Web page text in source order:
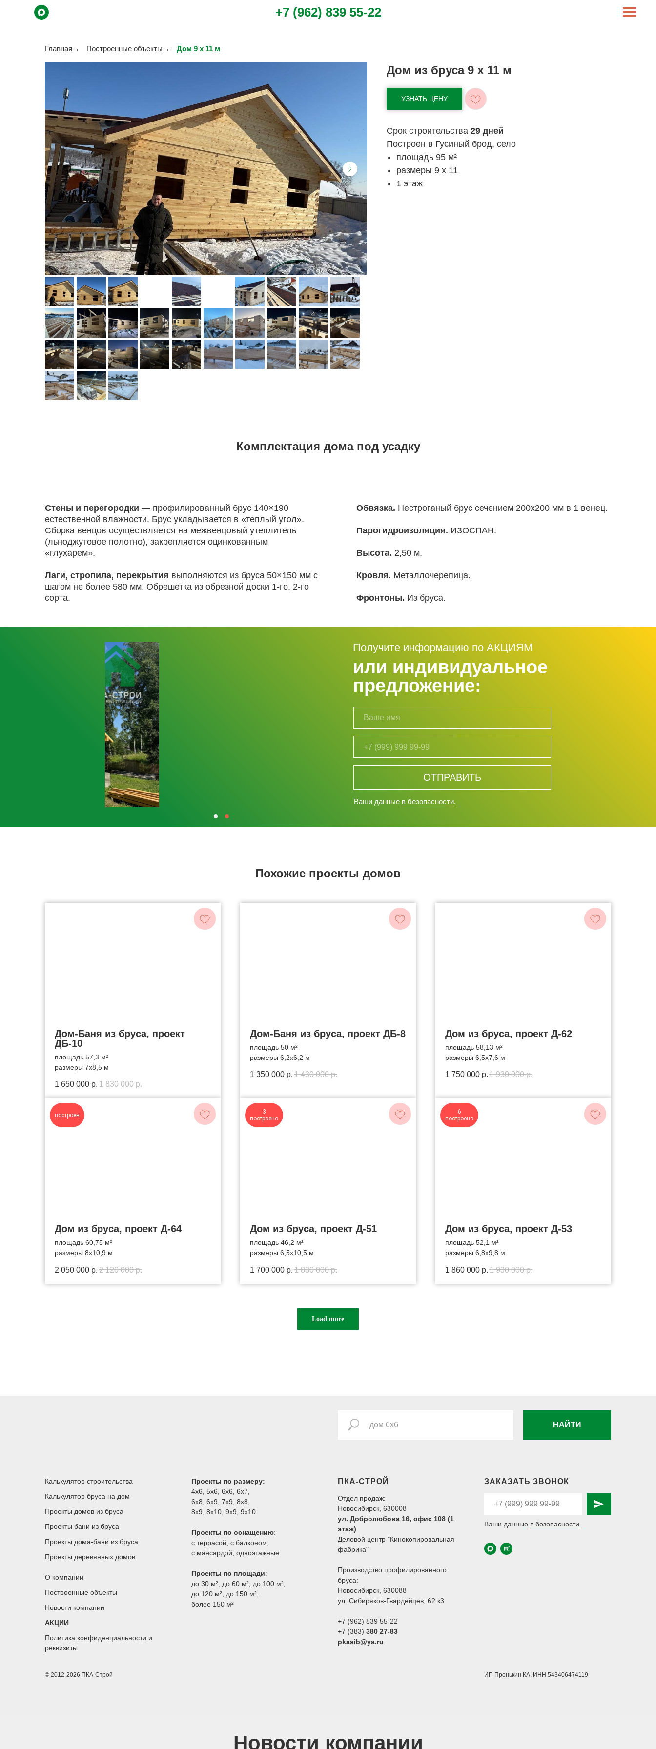
+7 (962) 839 55-22
Главная → Построенные объекты → Дом 9 x 11 м
Дом из бруса 9 x 11 м
УЗНАТЬ ЦЕНУ
Срок строительства 29 дней
Построен в Гусиный брод, село
площадь 95 м²
размеры 9 х 11
1 этаж
Комплектация дома под усадку
Стены и перегородки — профилированный брус 140×190
естественной влажности. Брус укладывается в «теплый угол».
Сборка венцов осуществляется на межвенцовый утеплитель
(льноджутовое полотно), закрепляется оцинкованным
«глухарем».
Лаги, стропила, перекрытия выполняются из бруса 50×150 мм с
шагом не более 580 мм. Обрешетка из обрезной доски 1-го, 2-го
сорта.
Обвязка. Нестроганый брус сечением 200х200 мм в 1 венец.
Парогидроизоляция. ИЗОСПАН.
Высота. 2,50 м.
Кровля. Металлочерепица.
Фронтоны. Из бруса.
Получите информацию по АКЦИЯМ
или индивидуальное
предложение:
Ваши данные в безопасности.
ОТПРАВИТЬ
Похожие проекты домов
Дом-Баня из бруса, проект
ДБ-10
площадь 57,3 м²
размеры 7x8,5 м
1 650 000 р. 1 830 000 р.
Дом-Баня из бруса, проект ДБ-8
площадь 50 м²
размеры 6,2x6,2 м
1 350 000 р. 1 430 000 р.
Дом из бруса, проект Д-62
площадь 58,13 м²
размеры 6,5x7,6 м
1 750 000 р. 1 930 000 р.
построен
Дом из бруса, проект Д-64
площадь 60,75 м²
размеры 8x10,9 м
2 050 000 р. 2 120 000 р.
3
построено
Дом из бруса, проект Д-51
площадь 46,2 м²
размеры 6,5x10,5 м
1 700 000 р. 1 830 000 р.
6
построено
Дом из бруса, проект Д-53
площадь 52,1 м²
размеры 6,8x9,8 м
1 860 000 р. 1 930 000 р.
Load more
НАЙТИ
Калькулятор строительства
Калькулятор бруса на дом
Проекты домов из бруса
Проекты бани из бруса
Проекты дома-бани из бруса
Проекты деревянных домов
О компании
Построенные объекты
Новости компании
АКЦИИ
Политика конфиденциальности и
реквизиты
Проекты по размеру:
4х6 5х6 6х6 6х7
6х8 6х9 7х9 8х8
8х9 8х10 9х9 9х10
Проекты по оснащению:
с террасой с балконом
с мансардой одноэтажные
Проекты по площади:
до 30 м² до 60 м² до 100 м²
до 120 м² до 150 м²
более 150 м²
ПКА-СТРОЙ
Отдел продаж:
Новосибирск, 630008
ул. Добролюбова 16, офис 108 (1
этаж)
Деловой центр "Кинокопировальная
фабрика"
Производство профилированного
бруса:
Новосибирск, 630088
ул. Сибиряков-Гвардейцев, 62 к3
+7 (962) 839 55-22
+7 (383) 380 27-83
pkasib@ya.ru
ЗАКАЗАТЬ ЗВОНОК
Ваши данные в безопасности
© 2012-2026 ПКА-Строй ИП Пронькин КА, ИНН 543406474119
Новости компании